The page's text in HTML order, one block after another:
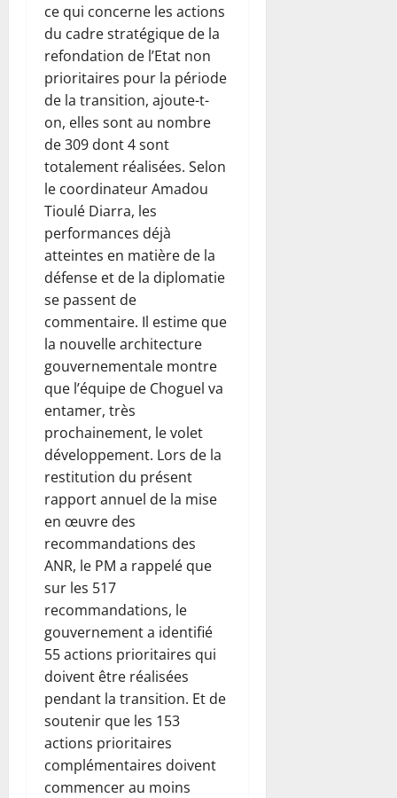
ce qui concerne les actions
du cadre stratégique de la
refondation de l’Etat non
prioritaires pour la période
de la transition, ajoute-t-
on, elles sont au nombre
de 309 dont 4 sont
totalement réalisées. Selon
le coordinateur Amadou
Tioulé Diarra, les
performances déjà
atteintes en matière de la
défense et de la diplomatie
se passent de
commentaire. Il estime que
la nouvelle architecture
gouvernementale montre
que l’équipe de Choguel va
entamer, très
prochainement, le volet
développement. Lors de la
restitution du présent
rapport annuel de la mise
en œuvre des
recommandations des
ANR, le PM a rappelé que
sur les 517
recommandations, le
gouvernement a identifié
55 actions prioritaires qui
doivent être réalisées
pendant la transition. Et de
soutenir que les 153
actions prioritaires
complémentaires doivent
commencer au moins